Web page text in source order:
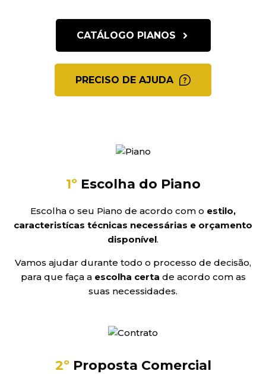
CATÁLOGO PIANOS
PRECISO DE AJUDA
1ºEscolha do Piano
Escolha o seu Piano de acordo com o estilo,
caracteristícas técnicas necessárias e orçamento
disponível.
Vamos ajudar durante todo o processo de decisão,
para que faça a escolha certa de acordo com as
suas necessidades.
2ºProposta Comercial